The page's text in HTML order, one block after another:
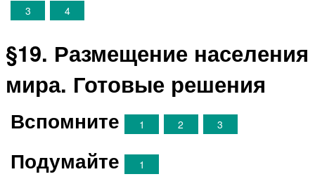
3
4
§19. Размещение населения
мира. Готовые решения
Вспомните 1 2 3
Подумайте 1